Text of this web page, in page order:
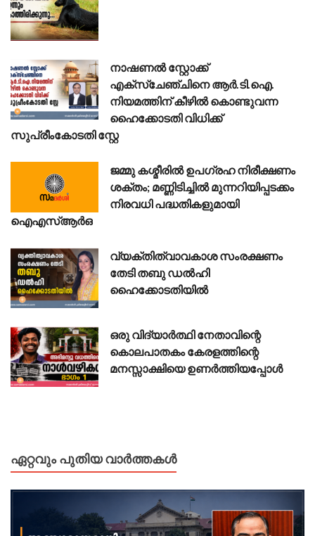
നാഷണൽ സ്റ്റോക്ക്
എക്സ്ചേഞ്ചിനെ ആർ.ടി.ഐ.
നിയമത്തിന് കീഴിൽ കൊണ്ടുവന്ന
ഹൈക്കോടതി വിധിക്ക്
സുപ്രീംകോടതി സ്റ്റേ
ജമ്മു കശ്മീരിൽ ഉപഗ്രഹ നിരീക്ഷണം
ശക്തം; മണ്ണിടിച്ചിൽ മുന്നറിയിപ്പടക്കം
നിരവധി പദ്ധതികളുമായി
ഐഎസ്ആർഒ
വ്യക്തിത്വാവകാശ സംരക്ഷണം
തേടി തബു ഡൽഹി
ഹൈക്കോടതിയിൽ
ഒരു വിദ്യാർത്ഥി നേതാവിന്റെ
കൊലപാതകം കേരളത്തിന്റെ
മനസ്സാക്ഷിയെ ഉണർത്തിയപ്പോൾ
ഏറ്റവും പുതിയ വാർത്തകൾ